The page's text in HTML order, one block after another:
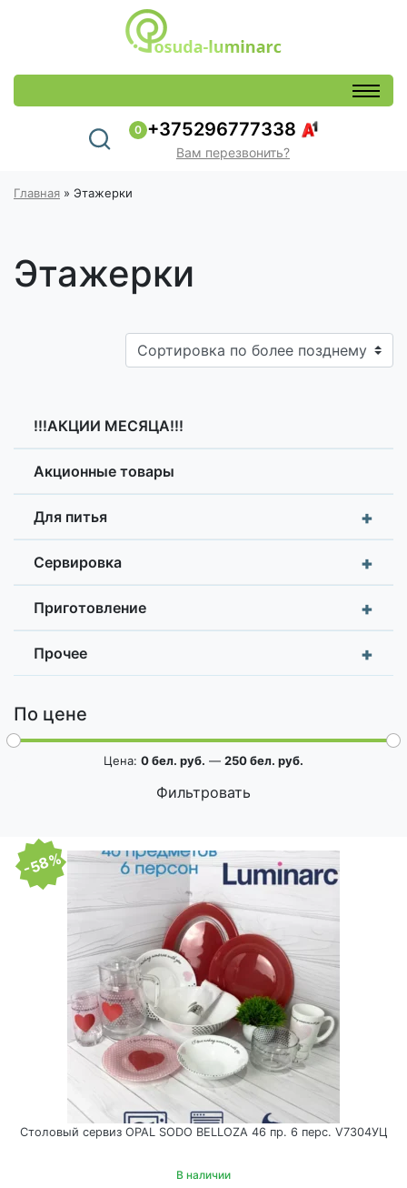
0 +375296777338
Вам перезвонить?
Главная » Этажерки
Этажерки
!!!АКЦИИ МЕСЯЦА!!!
Акционные товары
+
Для питья
+
Сервировка
+
Приготовление
+
Прочее
По цене
Фильтровать
Цена: 0 бел. руб. — 250 бел. руб.
-58%
Столовый сервиз OPAL SODO BELLOZA 46 пр. 6 перс. V7304УЦ
В наличии